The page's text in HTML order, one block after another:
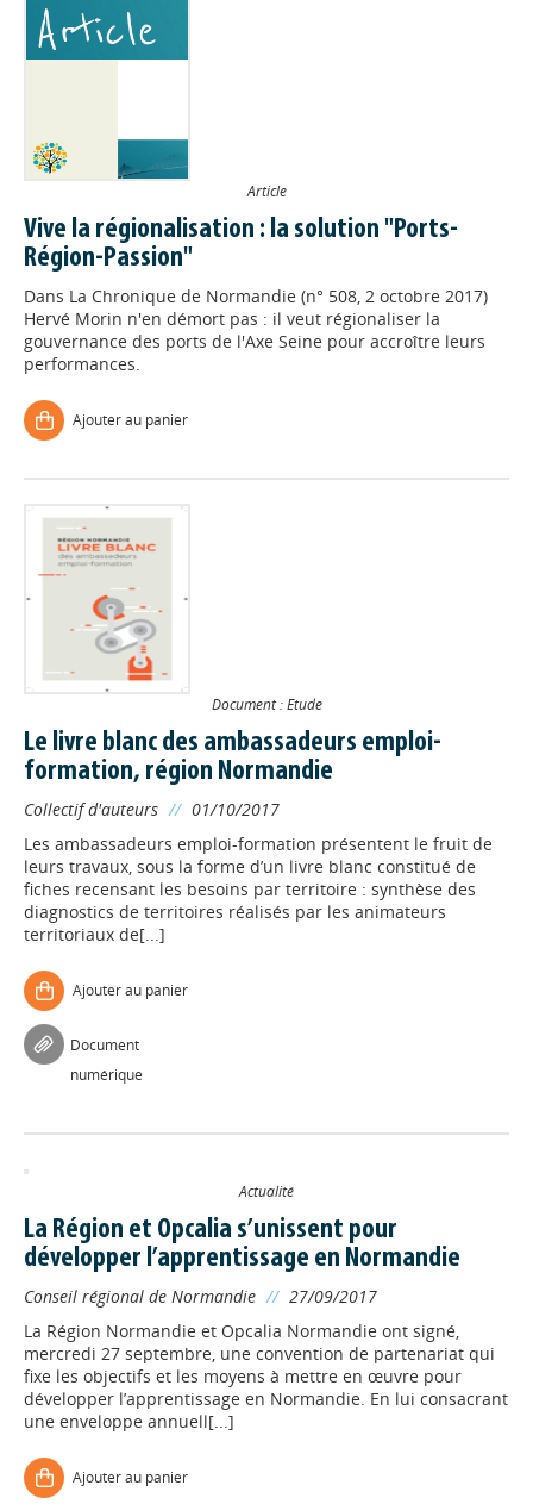
Article
Vive la régionalisation : la solution "Ports-
Région-Passion"
Dans La Chronique de Normandie (n° 508, 2 octobre 2017)
Hervé Morin n'en démort pas : il veut régionaliser la
gouvernance des ports de l'Axe Seine pour accroître leurs
performances.
Ajouter au panier
Document : Etude
Le livre blanc des ambassadeurs emploi-
formation, région Normandie
Collectif d'auteurs // 01/10/2017
Les ambassadeurs emploi-formation présentent le fruit de
leurs travaux, sous la forme d’un livre blanc constitué de
fiches recensant les besoins par territoire : synthèse des
diagnostics de territoires réalisés par les animateurs
territoriaux de[...]
Ajouter au panier
Document
numérique
Actualité
La Région et Opcalia s’unissent pour
développer l’apprentissage en Normandie
Conseil régional de Normandie // 27/09/2017
La Région Normandie et Opcalia Normandie ont signé,
mercredi 27 septembre, une convention de partenariat qui
fixe les objectifs et les moyens à mettre en œuvre pour
développer l’apprentissage en Normandie. En lui consacrant
une enveloppe annuell[...]
Ajouter au panier